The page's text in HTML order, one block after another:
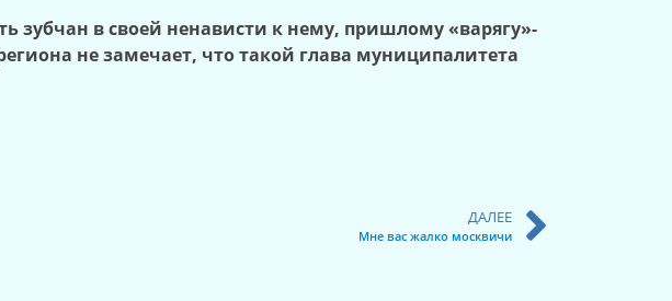
зубчан в своей ненависти к нему, пришлому «варягу»-
не замечает, что такой глава муниципалитета
ДАЛЕЕ
Мне вас жалко москвичи